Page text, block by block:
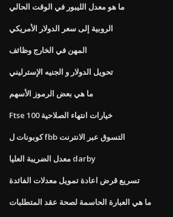
ما هو معدل الليبور في الوقت الحالي
الروبية إلى سعر الدولار الأمريكي
المهن في الخارج وظائف
تحويل الدولار و الجنيه الإسترليني
ما هي بعض الرموز الأسهم
Ftse 100 خيارات انتهاء الصلاحية
كوبونات ل fbb التسوق عبر الانترنت
معدل الضريبة العليا darby
تسريع قرض اعادة تمويل معدلات الفائدة
ما هي العبارة الحاسمة لصحة عقد المتطلبات